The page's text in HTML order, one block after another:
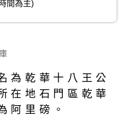
間為主)
為乾華十八王公
在地石門區乾華
阿里磅。